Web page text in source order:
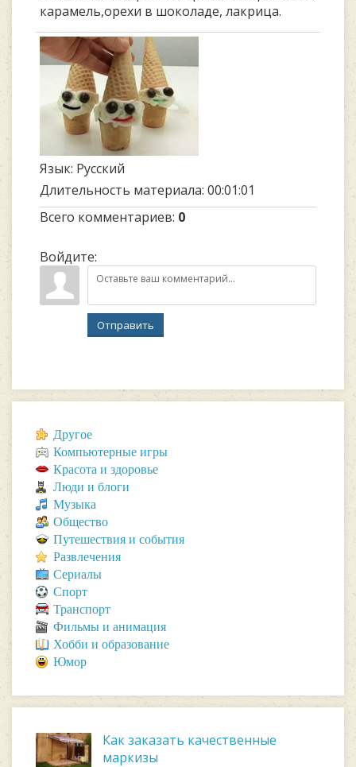
карамель,орехи в шоколаде, лакрица.
Язык: Русский
Длительность материала: 00:01:01
Всего комментариев: 0
Войдите:
Отправить
Другое
Компьютерные игры
Красота и здоровье
Люди и блоги
Музыка
Общество
Путешествия и события
Развлечения
Сериалы
Спорт
Транспорт
Фильмы и анимация
Хобби и образование
Юмор
Как заказать качественные
маркизы